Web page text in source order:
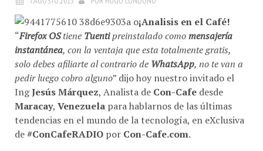
¡Analisis en el Café!
“Firefox OStieneTuentipreinstalado comomensajería
instantánea, con la ventaja que esta totalmente gratis,
solo debes afiliarte al contrario deWhatsApp, no te van a
pedir luego cobro alguno” dijo hoy nuestro invitado el
IngJesús Márquez, Analista de Con-Cafedesde
Maracay,Venezuelapara hablarnos de las últimas
tendencias en el mundo de la tecnología, en eXclusiva
de#ConCafeRADIOporCon-Cafe.com.